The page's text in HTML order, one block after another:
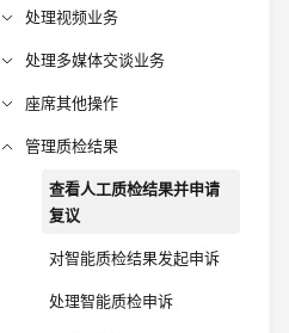
处理视频业务
处理多媒体交谈业务
座席其他操作
管理质检结果
查看人工质检结果并申请
复议
对智能质检结果发起申诉
处理智能质检申诉